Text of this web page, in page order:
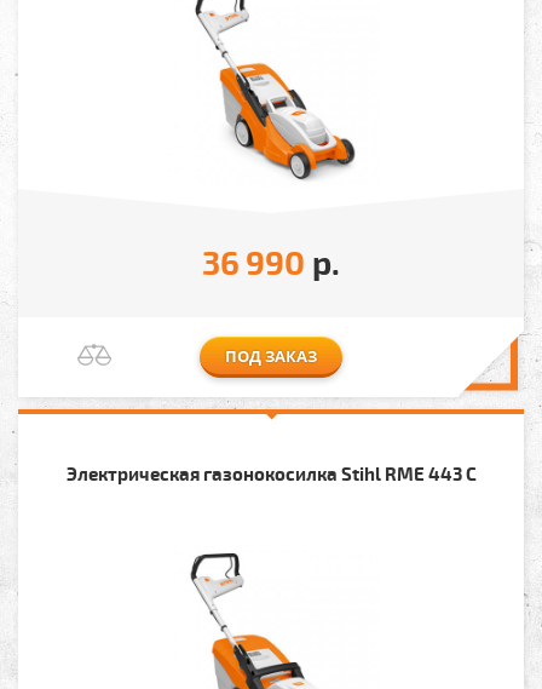
36 990 р.
ПОД ЗАКАЗ
Электрическая газонокосилка Stihl RME 443 C